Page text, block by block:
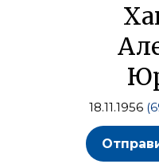
18.11.1956